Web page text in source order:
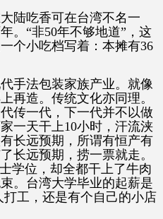
陆吃香可在台湾不名一
。“非50年不够地道”，这
个小吃档写着：本摊有36
手法包装家族产业。就像
再造。传统文化亦同理。
传一代，下一代并不以做
一天干上10小时，汗流浃
长远预期，所谓有恒产有
长远预期，捞一票就走。
学位，却全都干上了牛肉
。台湾大学毕业的起薪是
工，还是有个自己的小店